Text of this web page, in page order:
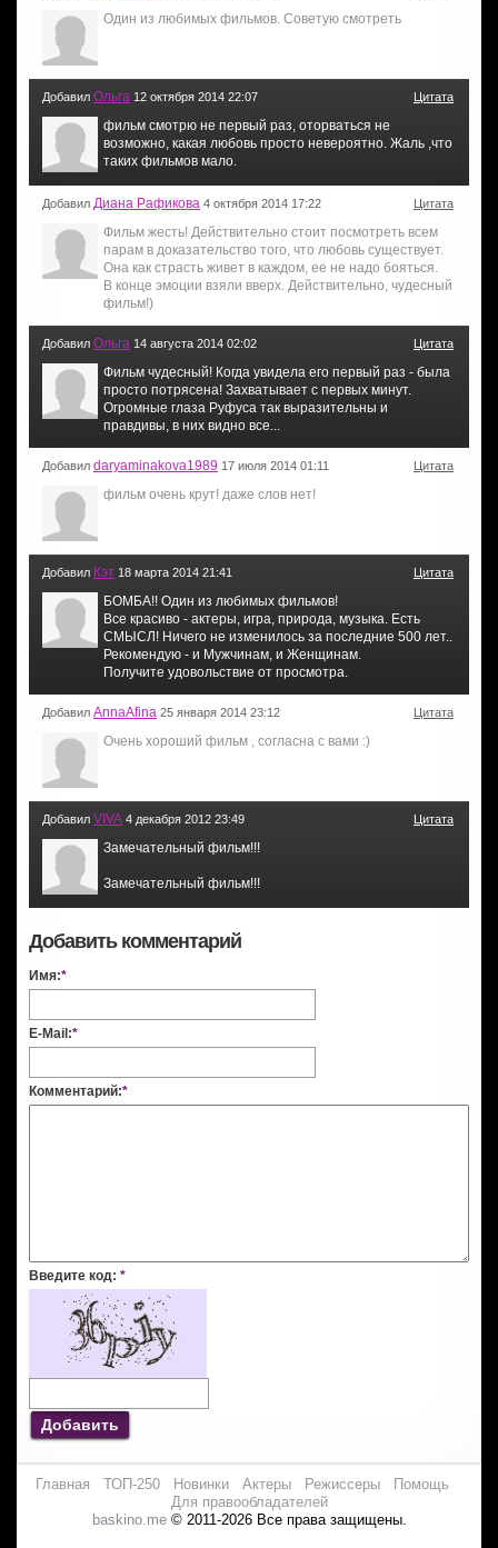
Один из любимых фильмов. Советую смотреть
Добавил Ольга 12 октября 2014 22:07 Цитата
фильм смотрю не первый раз, оторваться не
возможно, какая любовь просто невероятно. Жаль ,что
таких фильмов мало.
Добавил Диана Рафикова 4 октября 2014 17:22 Цитата
Фильм жесть! Действительно стоит посмотреть всем
парам в доказательство того, что любовь существует.
Она как страсть живет в каждом, ее не надо бояться.
В конце эмоции взяли вверх. Действительно, чудесный
фильм!)
Добавил Ольга 14 августа 2014 02:02 Цитата
Фильм чудесный! Когда увидела его первый раз - была
просто потрясена! Захватывает с первых минут.
Огромные глаза Руфуса так выразительны и
правдивы, в них видно все...
Добавил daryaminakova1989 17 июля 2014 01:11 Цитата
фильм очень крут! даже слов нет!
Добавил Кэт 18 марта 2014 21:41 Цитата
БОМБА!! Один из любимых фильмов!
Все красиво - актеры, игра, природа, музыка. Есть
СМЫСЛ! Ничего не изменилось за последние 500 лет..
Рекомендую - и Мужчинам, и Женщинам.
Получите удовольствие от просмотра.
Добавил AnnaAfina 25 января 2014 23:12 Цитата
Очень хороший фильм , согласна с вами :)
Добавил VIVA 4 декабря 2012 23:49 Цитата
Замечательный фильм!!!
Замечательный фильм!!!
Добавить комментарий
Имя:*
E-Mail:*
Комментарий:*
Введите код: *
Добавить
Главная ТОП-250 Новинки Актеры Режиссеры
Помощь
Для правообладателей
baskino.me© 2011-2026 Все права защищены.